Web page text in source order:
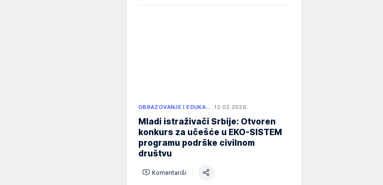
OBRAZOVANJE I EDUKA… 12.02.2026.
Mladi istraživači Srbije: Otvoren
konkurs za učešće u EKO-SISTEM
programu podrške civilnom
društvu
Komentariši